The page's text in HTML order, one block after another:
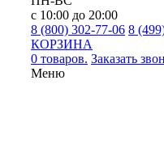
с 10:00 до 20:00
8 (800) 302-77-06 8
КОРЗИНА
0 товаров. Заказать
Меню